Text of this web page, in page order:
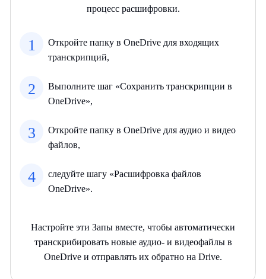
процесс расшифровки.
1
Откройте папку в OneDrive для входящих
транскрипций,
2
Выполните шаг «Сохранить транскрипции в
OneDrive»,
3
Откройте папку в OneDrive для аудио и видео
файлов,
4
следуйте шагу «Расшифровка файлов
OneDrive».
Настройте эти Запы вместе, чтобы автоматически
транскрибировать новые аудио- и видеофайлы в
OneDrive и отправлять их обратно на Drive.